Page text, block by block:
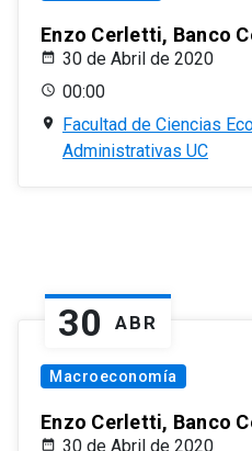
Enzo Cerletti, Banco
30 de Abril de 2020
00:00
Facultad de Ciencias
Administrativas UC
30 ABR
Macroeconomía
Enzo Cerletti, Banco
30 de Abril de 2020